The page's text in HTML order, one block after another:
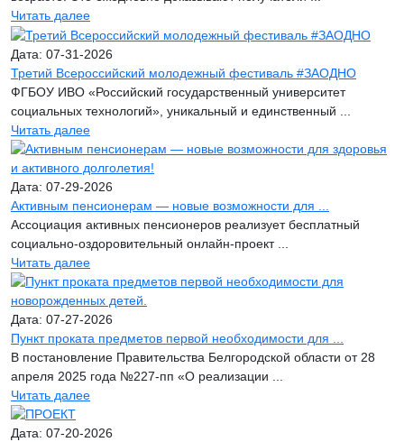
Читать далее
Дата: 07-31-2026
Третий Всероссийский молодежный фестиваль #ЗАОДНО
ФГБОУ ИВО «Российский государственный университет
социальных технологий», уникальный и единственный ...
Читать далее
Дата: 07-29-2026
Активным пенсионерам — новые возможности для ...
Ассоциация активных пенсионеров реализует бесплатный
социально-оздоровительный онлайн-проект ...
Читать далее
Дата: 07-27-2026
Пункт проката предметов первой необходимости для ...
В постановление Правительства Белгородской области от 28
апреля 2025 года №227-пп «О реализации ...
Читать далее
Дата: 07-20-2026